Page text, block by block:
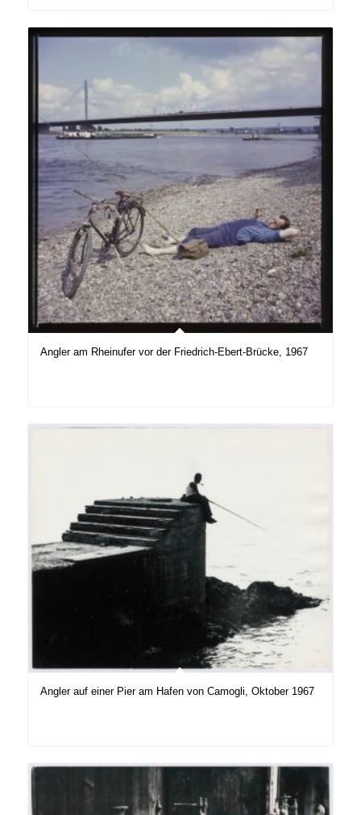
Angler am Rheinufer vor der Friedrich-Ebert-Brücke, 1967
Angler auf einer Pier am Hafen von Camogli, Oktober 1967